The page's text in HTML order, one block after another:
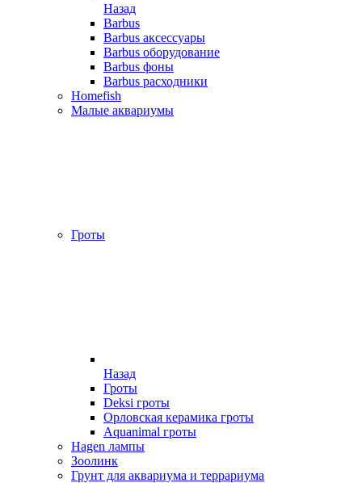
Назад
Barbus
Barbus аксессуары
Barbus оборудование
Barbus фоны
Barbus расходники
Homefish
Малые аквариумы
Гроты
Назад
Гроты
Deksi гроты
Орловская керамика гроты
Aquanimal гроты
Hagen лампы
Зоолинк
Грунт для аквариума и террариума